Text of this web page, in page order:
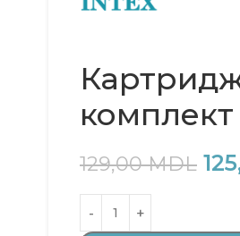
129,00MDL